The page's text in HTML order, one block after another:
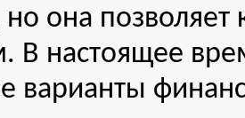
она позволяет
В настоящее
варианты